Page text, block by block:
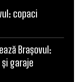
copaci
Brașovul:
garaje